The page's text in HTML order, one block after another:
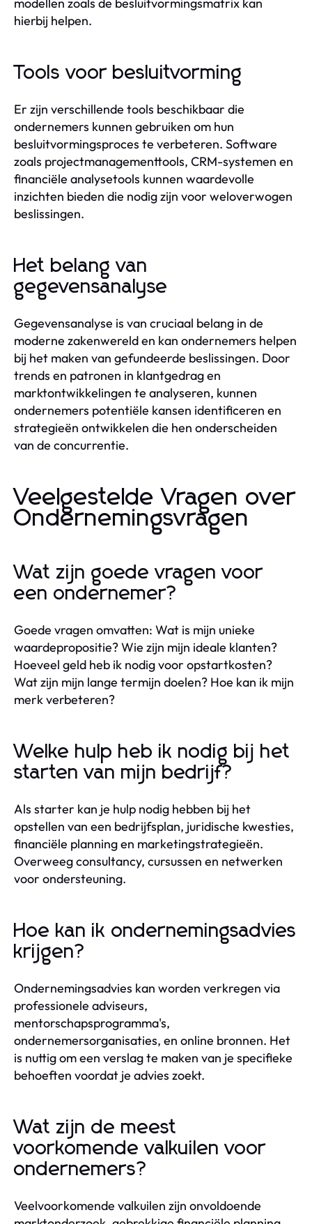
hierbij helpen.
Tools voor besluitvorming
Er zijn verschillende tools beschikbaar die
ondernemers kunnen gebruiken om hun
besluitvormingsproces te verbeteren. Software
zoals projectmanagementtools, CRM-systemen en
financiële analysetools kunnen waardevolle
inzichten bieden die nodig zijn voor weloverwogen
beslissingen.
Het belang van
gegevensanalyse
Gegevensanalyse is van cruciaal belang in de
moderne zakenwereld en kan ondernemers helpen
bij het maken van gefundeerde beslissingen. Door
trends en patronen in klantgedrag en
marktontwikkelingen te analyseren, kunnen
ondernemers potentiële kansen identificeren en
strategieën ontwikkelen die hen onderscheiden
van de concurrentie.
Veelgestelde Vragen over
Ondernemingsvragen
Wat zijn goede vragen voor
een ondernemer?
Goede vragen omvatten: Wat is mijn unieke
waardepropositie? Wie zijn mijn ideale klanten?
Hoeveel geld heb ik nodig voor opstartkosten?
Wat zijn mijn lange termijn doelen? Hoe kan ik mijn
merk verbeteren?
Welke hulp heb ik nodig bij het
starten van mijn bedrijf?
Als starter kan je hulp nodig hebben bij het
opstellen van een bedrijfsplan, juridische kwesties,
financiële planning en marketingstrategieën.
Overweeg consultancy, cursussen en netwerken
voor ondersteuning.
Hoe kan ik ondernemingsadvies
krijgen?
Ondernemingsadvies kan worden verkregen via
professionele adviseurs,
mentorschapsprogramma's,
ondernemersorganisaties, en online bronnen. Het
is nuttig om een verslag te maken van je specifieke
behoeften voordat je advies zoekt.
Wat zijn de meest
voorkomende valkuilen voor
ondernemers?
Veelvoorkomende valkuilen zijn onvoldoende